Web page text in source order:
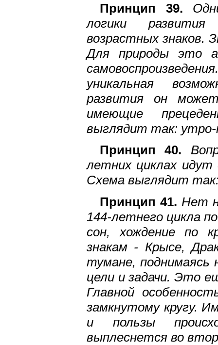
Принцип 39.
логики
возрастных знаков.
Для природы это
уникальная
развития он
имеющие
выглядит так: утро-
Принцип 40.
летних циклах идут
Схема выглядит
Принцип 41. Нет
144-летнего цикла
сон, хождение по
знакам - Крысе,
тумане, поднимаясь
цели и задачи. Это
Главной
замкнутому кругу.
и пользы
выплеснется во